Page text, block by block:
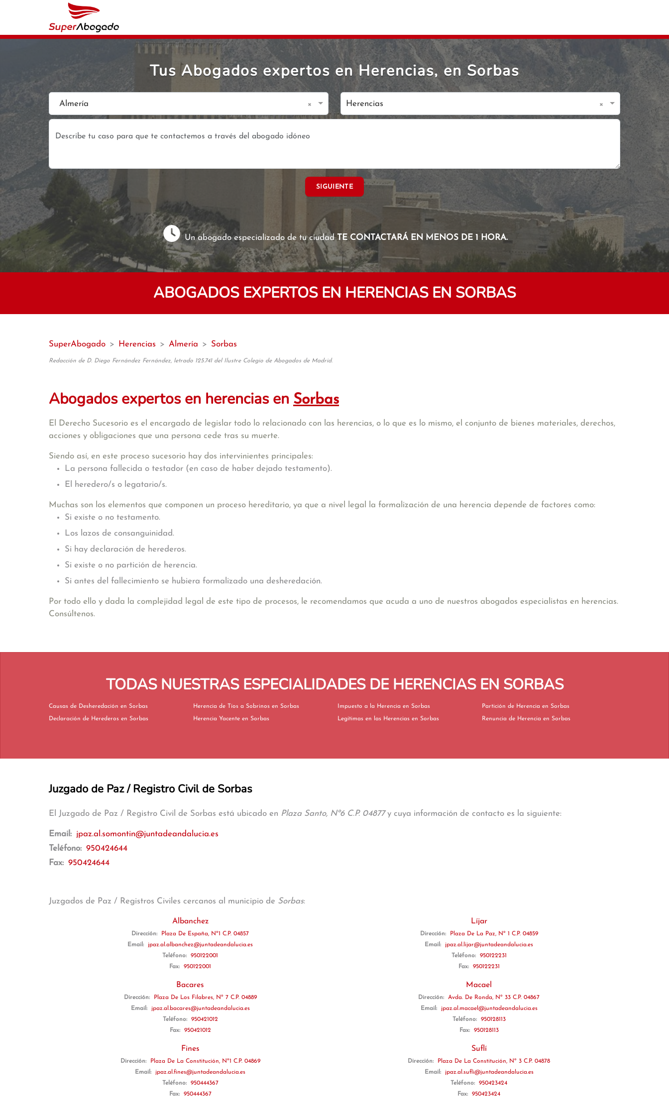
Tus Abogados expertos en Herencias, en Sorbas
Almería × Herencias ×
SIGUIENTE
Un abogado especializado de tu ciudadTE CONTACTARÁ EN MENOS DE 1 HORA.
ABOGADOS EXPERTOS EN HERENCIAS EN SORBAS
SuperAbogado > Herencias > Almería > Sorbas
Redacción de D. Diego Fernández Fernández, letrado 125.741 del Ilustre Colegio de Abogados de Madrid.
Abogados expertos en herencias en Sorbas
El Derecho Sucesorio es el encargado de legislar todo lo relacionado con las herencias, o lo que es lo mismo, el conjunto de bienes materiales, derechos,
acciones y obligaciones que una persona cede tras su muerte.
Siendo así, en este proceso sucesorio hay dos intervinientes principales:
La persona fallecida o testador (en caso de haber dejado testamento).
El heredero/s o legatario/s.
Muchas son los elementos que componen un proceso hereditario, ya que a nivel legal la formalización de una herencia depende de factores como:
Si existe o no testamento.
Los lazos de consanguinidad.
Si hay declaración de herederos.
Si existe o no partición de herencia.
Si antes del fallecimiento se hubiera formalizado una desheredación.
Por todo ello y dada la complejidad legal de este tipo de procesos, le recomendamos que acuda a uno de nuestros abogados especialistas en herencias.
Consúltenos.
TODAS NUESTRAS ESPECIALIDADES DE HERENCIAS EN SORBAS
Causas de Desheredación en Sorbas
Declaración de Herederos en Sorbas
Herencia de Tíos a Sobrinos en Sorbas
Herencia Yacente en Sorbas
Impuesto a la Herencia en Sorbas
Legítimas en las Herencias en Sorbas
Partición de Herencia en Sorbas
Renuncia de Herencia en Sorbas
Juzgado de Paz / Registro Civil de Sorbas
El Juzgado de Paz / Registro Civil de Sorbas está ubicado en Plaza Santo, Nº6 C.P. 04877y cuya información de contacto es la siguiente:
Email: jpaz.al.somontin@juntadeandalucia.es
Teléfono: 950424644
Fax: 950424644
Juzgados de Paz / Registros Civiles cercanos al municipio de Sorbas:
Albanchez
Dirección:
Plaza De España, Nº1 C.P. 04857
Email:
jpaz.al.albanchez@juntadeandalucia.es
Teléfono:
950122001
Fax:
950122001
Bacares
Dirección:
Plaza De Los Filabres, Nº 7 C.P. 04889
Email:
jpaz.al.bacares@juntadeandalucia.es
Teléfono:
950421012
Fax:
950421012
Fines
Dirección:
Plaza De La Constitución, Nº1 C.P. 04869
Email:
jpaz.al.fines@juntadeandalucia.es
Teléfono:
950444367
Fax:
950444367
Líjar
Dirección:
Plaza De La Paz, Nº 1 C.P. 04859
Email:
jpaz.al.lijar@juntadeandalucia.es
Teléfono:
950122231
Fax:
950122231
Macael
Dirección:
Avda. De Ronda, Nº 33 C.P. 04867
Email:
jpaz.al.macael@juntadeandalucia.es
Teléfono:
950128113
Fax:
950128113
Suflí
Dirección:
Plaza De La Constitución, Nº 3 C.P. 04878
Email:
jpaz.al.sufli@juntadeandalucia.es
Teléfono:
950423424
Fax:
950423424